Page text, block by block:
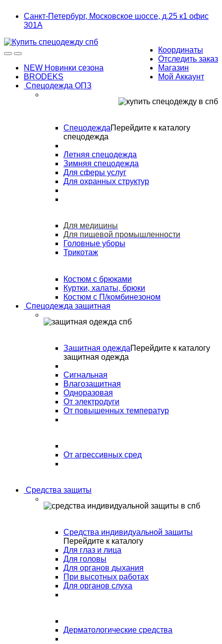
navigation
content
Санкт-Петербург, Московское шоссе, д.25 к1 офис
301А
Координаты
Отследить заказ
Магазин
Мой Аккаунт
NEW Новинки сезона
BRODEKS
Спецодежда ОПЗ
СпецодеждаПерейдите к каталогу
спецодежда
Летняя спецодежда
Зимняя спецодежда
Для сферы услуг
Для охранных структур
Для медицины
Для пищевой промышленности
Головные уборы
Трикотаж
Костюм с брюками
Куртки, халаты, брюки
Костюм с П/комбинезоном
Спецодежда защитная
Защитная одеждаПерейдите к каталогу
защитная одежда
Сигнальная
Влагозащитная
Одноразовая
От электродуги
От повышенных температур
От агрессивных сред
Средства защиты
Средства индивидуальной защиты
Перейдите к каталогу
Для глаз и лица
Для головы
Для органов дыхания
При высотных работах
Для органов слуха
Дерматологические средства